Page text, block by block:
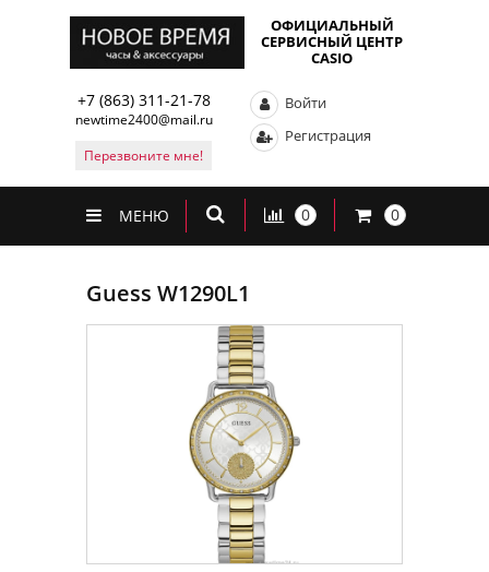
ОФИЦИАЛЬНЫЙ
СЕРВИСНЫЙ ЦЕНТР
CASIO
+7 (863) 311-21-78
newtime2400@mail.ru
Перезвоните мне!
Войти
Регистрация
МЕНЮ 0 0
Guess W1290L1